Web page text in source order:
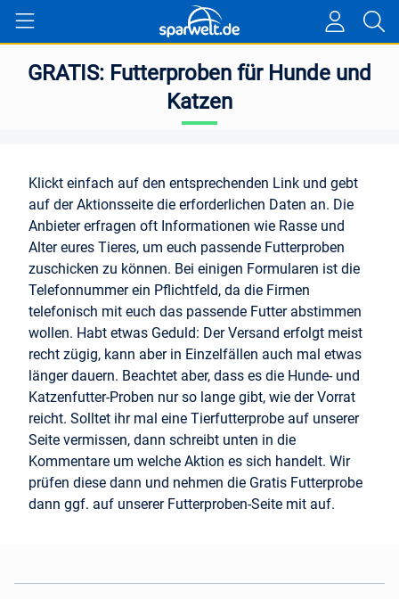
GRATIS: Futterproben für Hunde und
Katzen
Klickt einfach auf den entsprechenden Link und gebt
auf der Aktionsseite die erforderlichen Daten an. Die
Anbieter erfragen oft Informationen wie Rasse und
Alter eures Tieres, um euch passende Futterproben
zuschicken zu können. Bei einigen Formularen ist die
Telefonnummer ein Pflichtfeld, da die Firmen
telefonisch mit euch das passende Futter abstimmen
wollen. Habt etwas Geduld: Der Versand erfolgt meist
recht zügig, kann aber in Einzelfällen auch mal etwas
länger dauern. Beachtet aber, dass es die Hunde- und
Katzenfutter-Proben nur so lange gibt, wie der Vorrat
reicht. Solltet ihr mal eine Tierfutterprobe auf unserer
Seite vermissen, dann schreibt unten in die
Kommentare um welche Aktion es sich handelt. Wir
prüfen diese dann und nehmen die Gratis Futterprobe
dann ggf. auf unserer Futterproben-Seite mit auf.